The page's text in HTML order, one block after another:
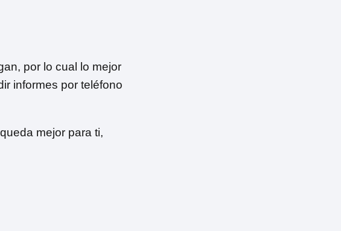
por lo cual lo mejor
informes por teléfono
mejor para ti,